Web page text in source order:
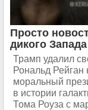
Просто
дикого
Трамп удалил
Рональд Рейган
моральный
в истории
Тома Роуза с